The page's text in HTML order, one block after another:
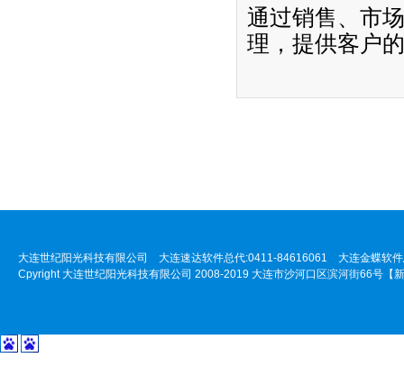
通过销售、市
理，提供客户
大连世纪阳光科技有限公司 大连速达软件总代:0411-84616061 大连金蝶软
Cpyright 大连世纪阳光科技有限公司 2008-2019 大连市沙河口区滨河街66号